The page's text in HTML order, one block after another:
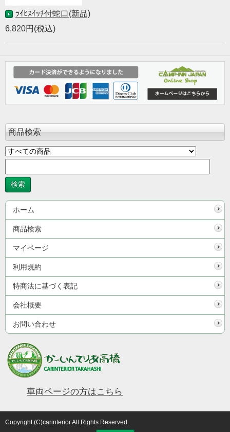
ﾗｲﾋｽｲｯﾁ付蛇口(新品)
6,820円(税込)
商品検索
ホーム
商品検索
マイページ
利用規約
特商法に基づく表記
会社概要
お問い合わせ
車両ページの方はこちら
Copyright (C)carinterior All Rights Reserved.